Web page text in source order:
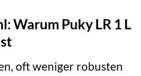
Warum Puky LR 1 L
oft weniger robusten